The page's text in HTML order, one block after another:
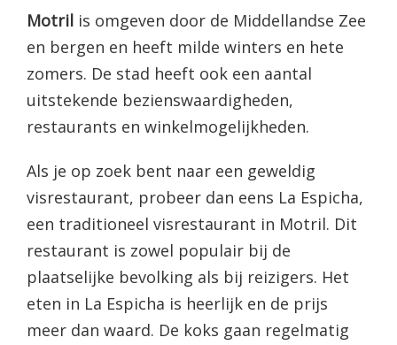
Motrilis omgeven door de Middellandse Zee
en bergen en heeft milde winters en hete
zomers. De stad heeft ook een aantal
uitstekende bezienswaardigheden,
restaurants en winkelmogelijkheden.
Als je op zoek bent naar een geweldig
visrestaurant, probeer dan eens La Espicha,
een traditioneel visrestaurant in Motril. Dit
restaurant is zowel populair bij de
plaatselijke bevolking als bij reizigers. Het
eten in La Espicha is heerlijk en de prijs
meer dan waard. De koks gaan regelmatig